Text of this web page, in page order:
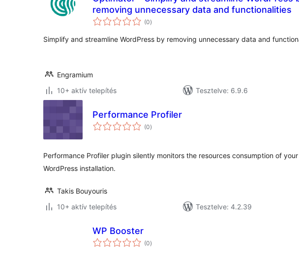
removing unnecessary data and functionalities
(0értékelés
összesen
)
Simplify and streamline WordPress by removing unnecessary data and
Engramium
10+ aktív telepítés
Tesztelve: 6.9.6
Performance Profiler
(0értékelés
összesen
)
Performance Profiler plugin silently monitors the resources consumption of your
WordPress installation.
Takis Bouyouris
10+ aktív telepítés
Tesztelve: 4.2.39
WP Booster
(0értékelés
összesen
)